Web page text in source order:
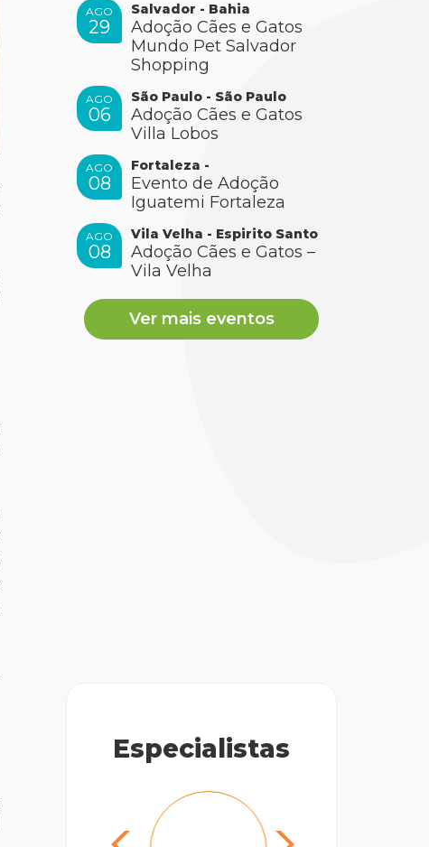
AGO
29
Salvador - Bahia
Adoção Cães e Gatos
Mundo Pet Salvador
Shopping
AGO
06
São Paulo - São Paulo
Adoção Cães e Gatos
Villa Lobos
AGO
08
Fortaleza -
Evento de Adoção
Iguatemi Fortaleza
AGO
08
Vila Velha - Espirito Santo
Adoção Cães e Gatos –
Vila Velha
Ver mais eventos
Especialistas